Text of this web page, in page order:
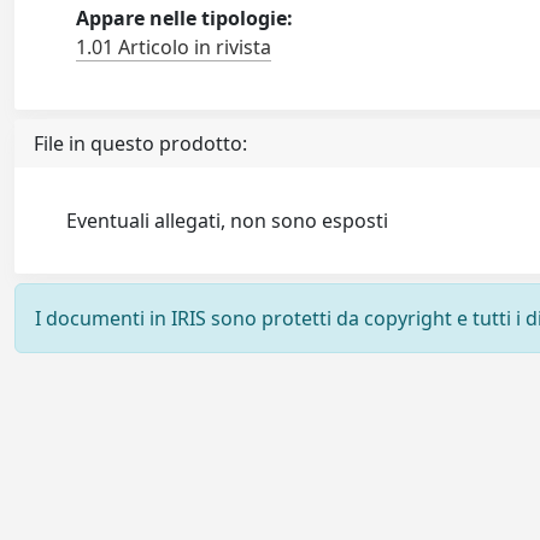
Appare nelle tipologie:
1.01 Articolo in rivista
File in questo prodotto:
Eventuali allegati, non sono esposti
I documenti in IRIS sono protetti da copyright e tutti i